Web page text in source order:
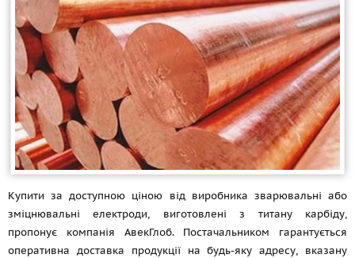
Купити за доступною ціною від виробника зварювальні або
зміцнювальні електроди, виготовлені з титану карбіду,
пропонує компанія АвекГлоб. Постачальником гарантується
оперативна доставка продукції на будь-яку адресу, вказану